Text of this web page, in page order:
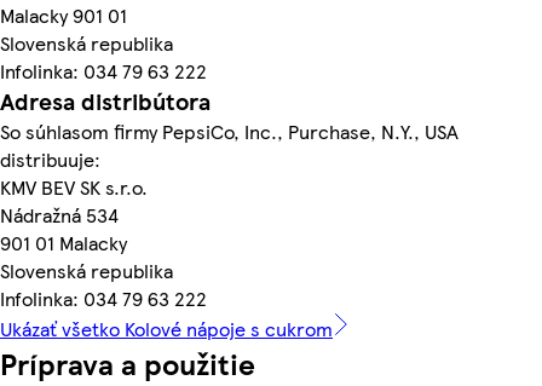
Malacky 901 01
Slovenská republika
Infolinka: 034 79 63 222
Adresa distribútora
So súhlasom firmy PepsiCo, Inc., Purchase, N.Y., USA
distribuuje:
KMV BEV SK s.r.o.
Nádražná 534
901 01 Malacky
Slovenská republika
Infolinka: 034 79 63 222
Ukázať všetko Kolové nápoje s cukrom
Príprava a použitie